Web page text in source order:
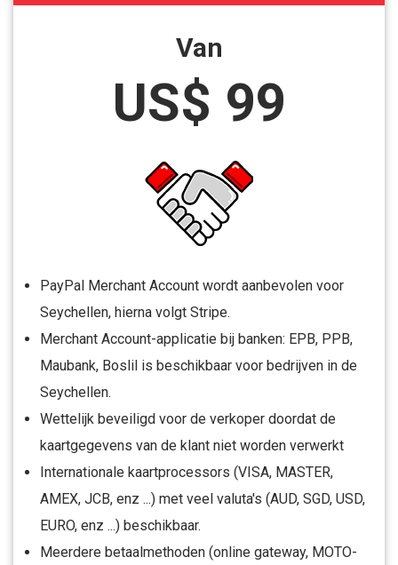
Van
US$ 99
PayPal Merchant Account wordt aanbevolen voor
Seychellen, hierna volgt Stripe.
Merchant Account-applicatie bij banken: EPB, PPB,
Maubank, Boslil is beschikbaar voor bedrijven in de
Seychellen.
Wettelijk beveiligd voor de verkoper doordat de
kaartgegevens van de klant niet worden verwerkt
Internationale kaartprocessors (VISA, MASTER,
AMEX, JCB, enz ...) met veel valuta's (AUD, SGD, USD,
EURO, enz ...) beschikbaar.
Meerdere betaalmethoden (online gateway, MOTO-